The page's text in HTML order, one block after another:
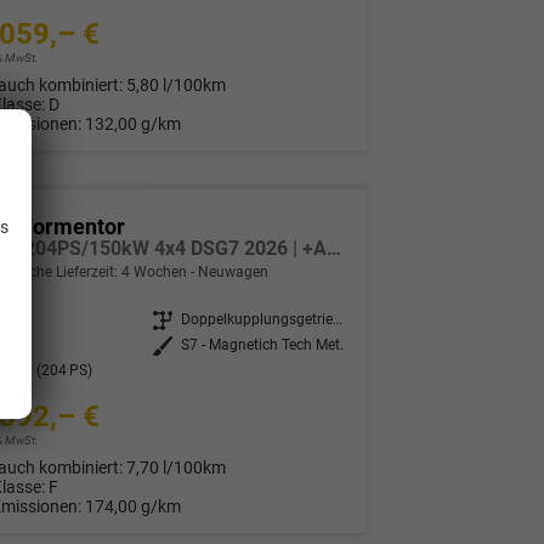
€
MwSt.
kombiniert: 5,80 l/100km
D
132,00 g/km
Formentor
2.0 TSI 204PS/150kW 4x4 DSG7 2026 | +AHK +UPGRADE-Paket +Immersive +5-Jahre Erw. Garantie
Lieferzeit:4 Wochen Neuwagen
Getriebe
Doppelkupplungsgetriebe (DSG)
Außenfarbe S7 - Magnetich Tech Met.
kW (204 PS)
€
MwSt.
kombiniert:7,70 l/100km
F
174,00 g/km